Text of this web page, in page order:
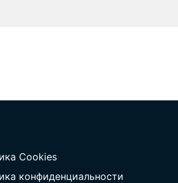
Cookies
конфиденциальности